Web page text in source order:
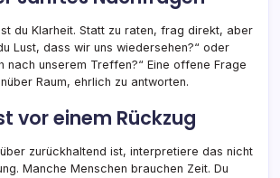
du Klarheit. Statt zu raten, frag direkt, aber
Lust, dass wir uns wiedersehen?“ oder
nach unserem Treffen?“ Eine offene Frage
Raum, ehrlich zu antworten.
vor einem Rückzug
zurückhaltend ist, interpretiere das nicht
Manche Menschen brauchen Zeit. Du